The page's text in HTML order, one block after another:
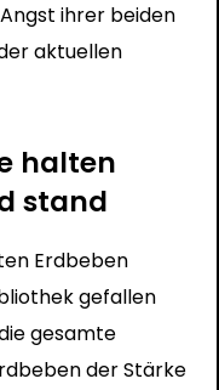
ihrer beiden
aktuellen
halten
stand
Erdbeben
gefallen
gesamte
der Stärke